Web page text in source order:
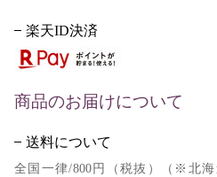
楽天ID決済
商品のお届けについて
送料について
全国一律/800円（税抜）（※北